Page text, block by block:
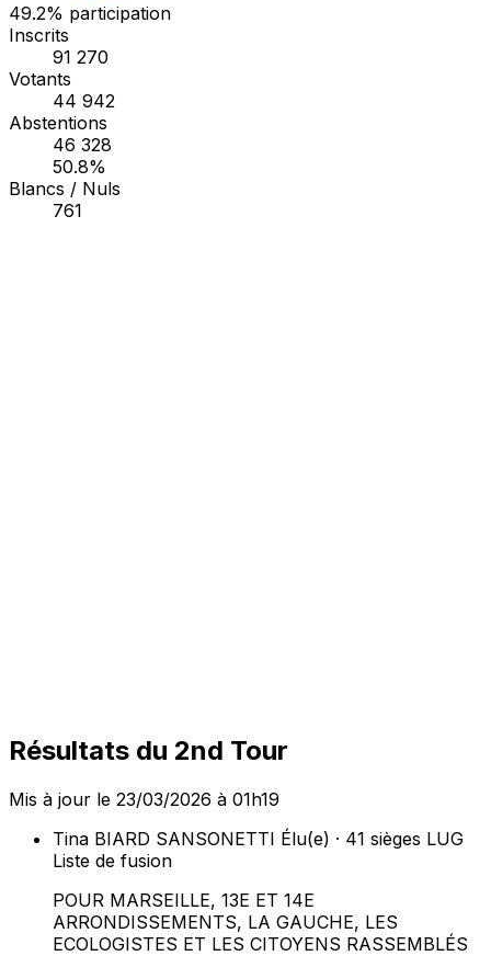
49.2% participation
Inscrits
91 270
Votants
44 942
Abstentions
46 328
50.8%
Blancs / Nuls
761
Résultats du 2nd Tour
Mis à jour le 23/03/2026 à 01h19
Tina BIARD SANSONETTI Élu(e) · 41 sièges LUG
Liste de fusion
POUR MARSEILLE, 13E ET 14E
ARRONDISSEMENTS, LA GAUCHE, LES
ECOLOGISTES ET LES CITOYENS RASSEMBLÉS